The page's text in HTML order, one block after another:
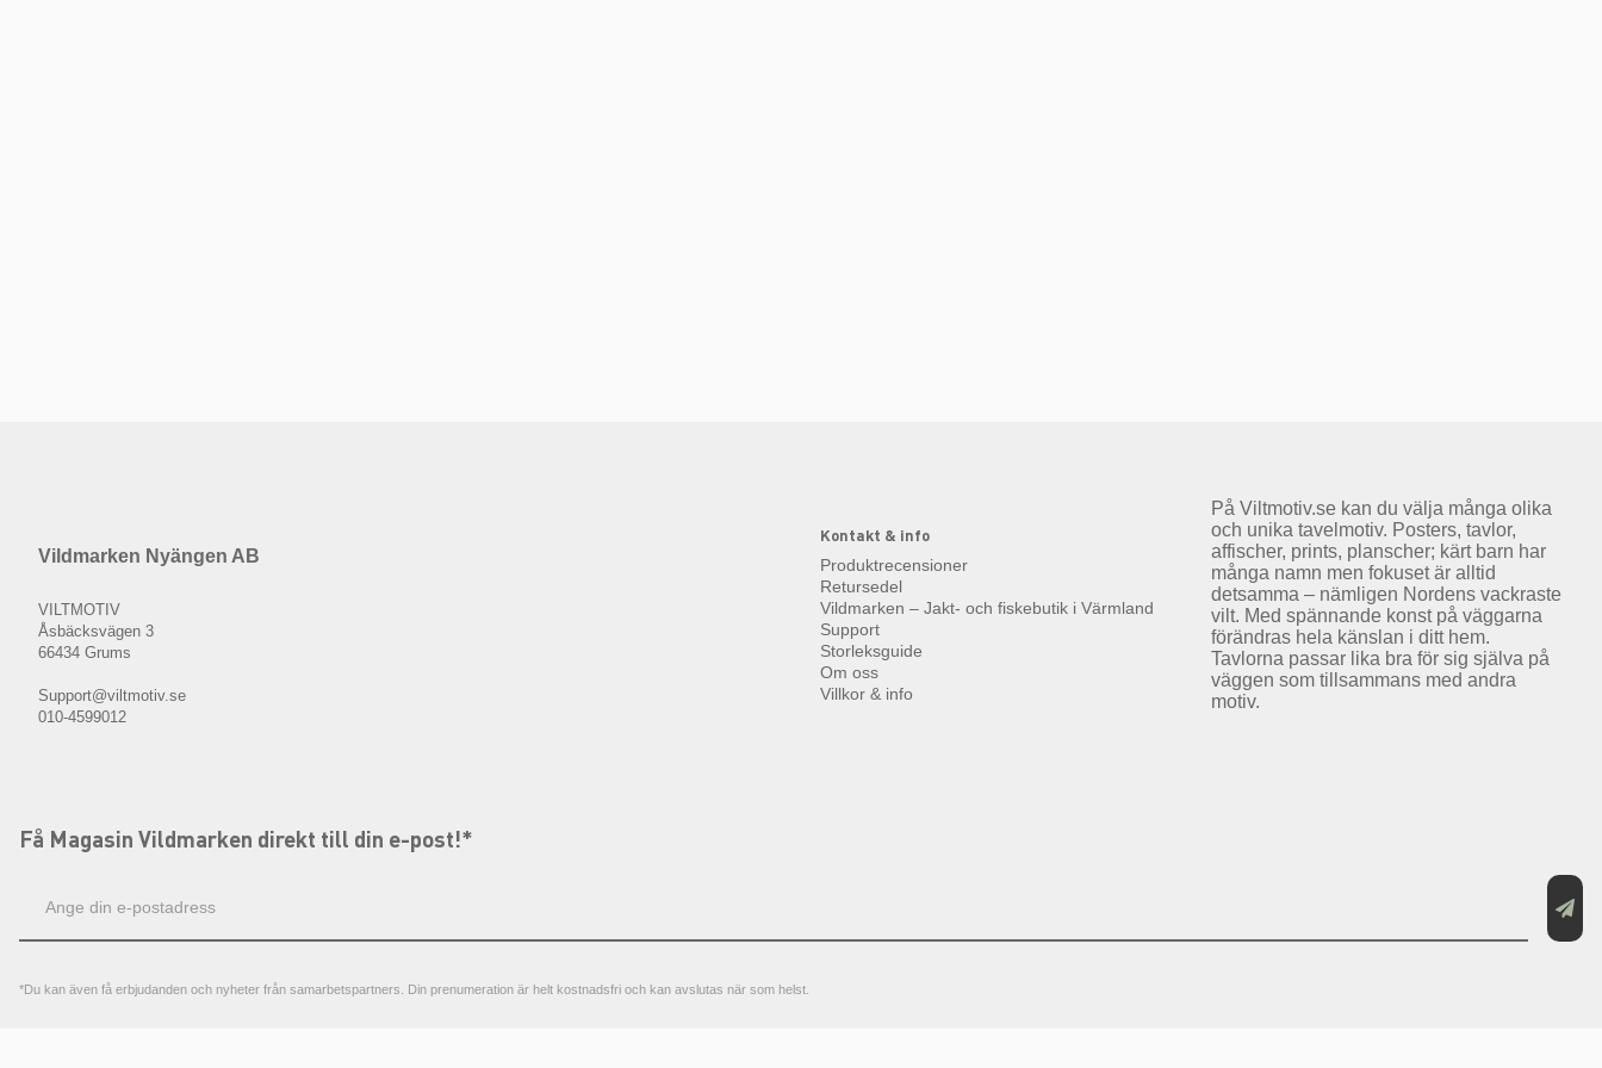
Vildmarken Nyängen AB
VILTMOTIV
Åsbäcksvägen 3
66434 Grums
Support@viltmotiv.se
010-4599012
Kontakt & info
Produktrecensioner
Retursedel
Vildmarken – Jakt- och fiskebutik i Värmland
Support
Storleksguide
Om oss
Villkor & info
På Viltmotiv.se kan du välja många olika
och unika tavelmotiv. Posters, tavlor,
affischer, prints, planscher; kärt barn har
många namn men fokuset är alltid
detsamma – nämligen Nordens vackraste
vilt. Med spännande konst på väggarna
förändras hela känslan i ditt hem.
Tavlorna passar lika bra för sig själva på
väggen som tillsammans med andra
motiv.
Få Magasin Vildmarken direkt till din e-post!*
postadress
*Du kan även få erbjudanden och nyheter från samarbetspartners. Din prenumeration är helt kostnadsfri och kan avslutas när som helst.